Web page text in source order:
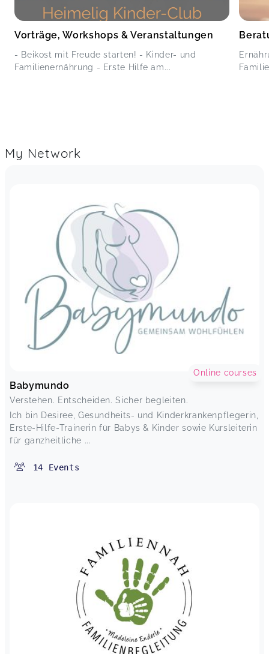
Vorträge, Workshops & Veranstaltungen
- Beikost mit Freude starten! - Kinder- und
Familienernährung - Erste Hilfe am...
My Network
Babymundo
Verstehen. Entscheiden. Sicher begleiten.
Ich bin Desiree, Gesundheits- und Kinderkrankenpflegerin,
Erste-Hilfe-Trainerin für Babys & Kinder sowie Kursleiterin
für ganzheitliche ...
Online courses
14 Events